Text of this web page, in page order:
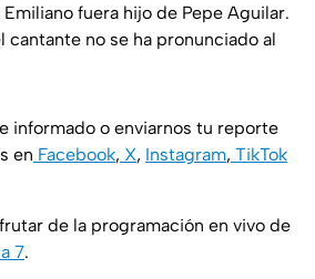
fuera hijo de Pepe Aguilar.
cantante no se ha pronunciado al
informado o enviarnos tu reporte
en Facebook, X, Instagram, TikTok
de la programación en vivo de
7.